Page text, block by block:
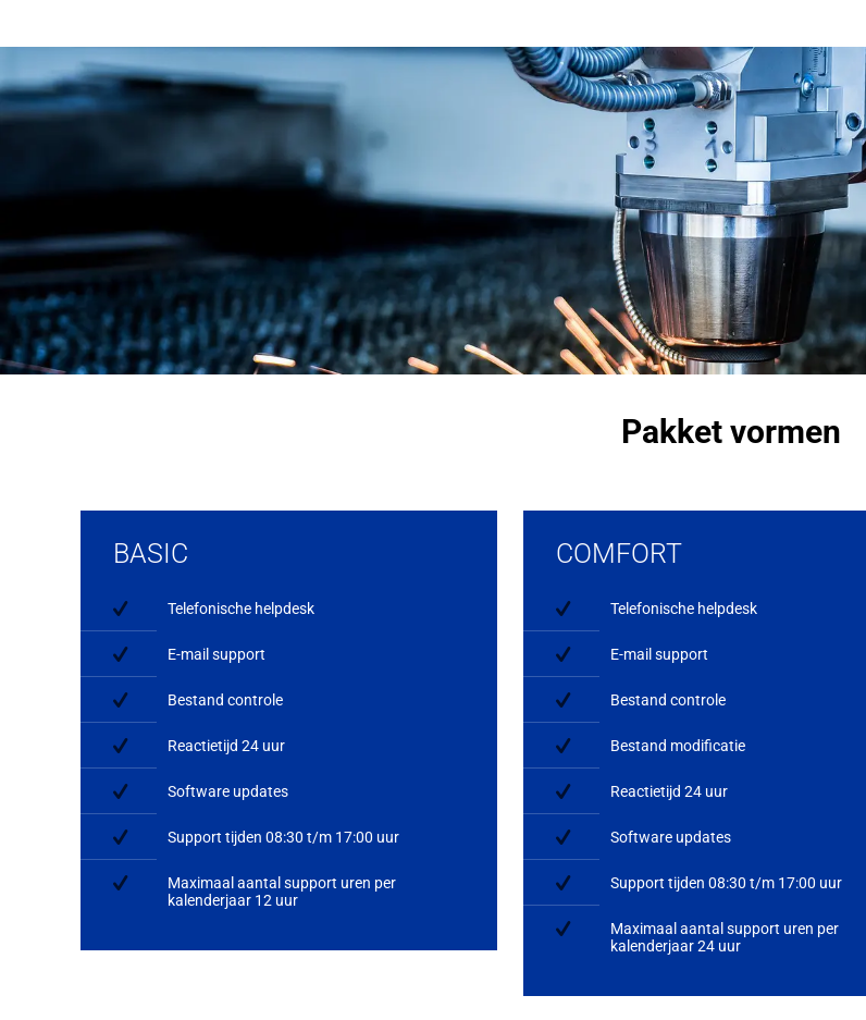
Pakket vormen
BASIC
Telefonische helpdesk
E-mail support
Bestand controle
Reactietijd 24 uur
Software updates
Support tijden 08:30 t/m 17:00 uur
Maximaal aantal support uren per
kalenderjaar 12 uur
COMFORT
Telefonische helpdesk
E-mail support
Bestand controle
Bestand modificatie
Reactietijd 24 uur
Software updates
Support tijden 08:30 t/m 17:00 uur
Maximaal aantal support uren per
kalenderjaar 24 uur